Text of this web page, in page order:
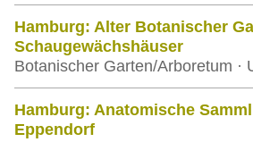
Hamburg: Alter Botanischer
Schaugewächshäuser
Botanischer Garten/Arboretum ·
Hamburg: Anatomische
Eppendorf